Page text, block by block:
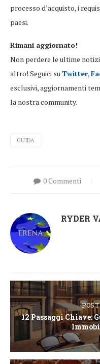
processo d’acquisto, i
paesi.
Rimani aggiornato!
Non perdere le ultime
altro! Seguici suTwitter,
esclusivi, aggiornamenti
la nostra community.
GUIDA
0 Commenti
RYDER
12 Passaggi Chiave: